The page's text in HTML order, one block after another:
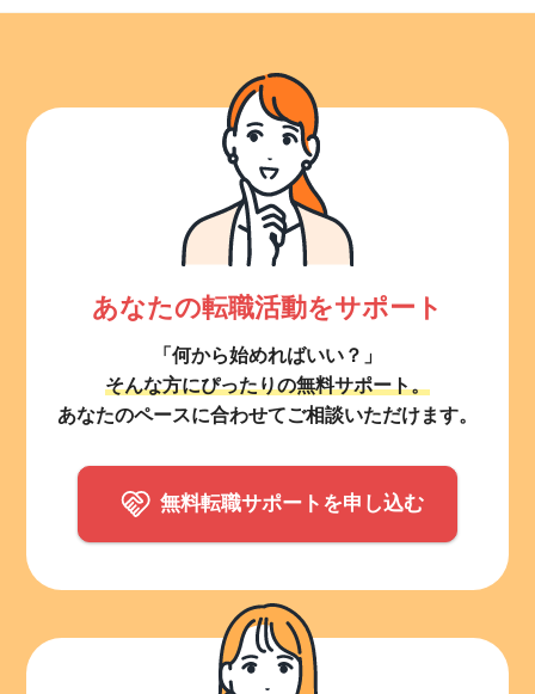
あなたの転職活動をサポート
「何から始めればいい？」
そんな方にぴったりの無料サポート。
あなたのペースに合わせてご相談いただけます。
無料転職サポートを申し込む